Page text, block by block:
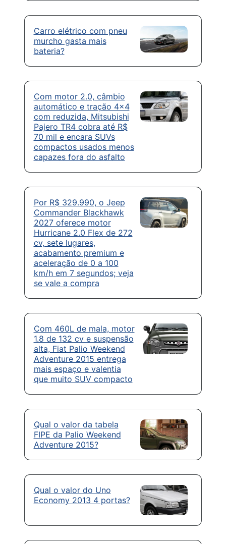
Carro elétrico com pneu
murcho gasta mais
bateria?
Com motor 2.0, câmbio
automático e tração 4×4
com reduzida, Mitsubishi
Pajero TR4 cobra até R$
70 mil e encara SUVs
compactos usados menos
capazes fora do asfalto
Por R$ 329.990, o Jeep
Commander Blackhawk
2027 oferece motor
Hurricane 2.0 Flex de 272
cv, sete lugares,
acabamento premium e
aceleração de 0 a 100
km/h em 7 segundos; veja
se vale a compra
Com 460L de mala, motor
1.8 de 132 cv e suspensão
alta, Fiat Palio Weekend
Adventure 2015 entrega
mais espaço e valentia
que muito SUV compacto
Qual o valor da tabela
FIPE da Palio Weekend
Adventure 2015?
Qual o valor do Uno
Economy 2013 4 portas?